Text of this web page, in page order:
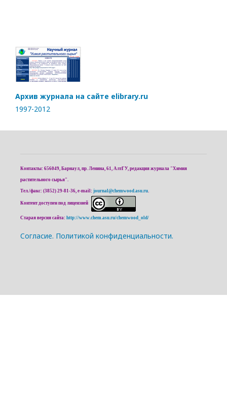
Архив журнала на сайте elibrary.ru
1997-2012
Контакты: 656049, Барнаул, пр. Ленина, 61, АлтГУ, редакция журнала "Химия
растительного сырья".
Тел./факс: (3852) 29-81-36, e-mail: journal@chemwood.asu.ru
Контент доступен под лицензией
Старая версия сайта: http://www.chem.asu.ru/chemwood_old/
Cогласие. Политикой конфиденциальности.